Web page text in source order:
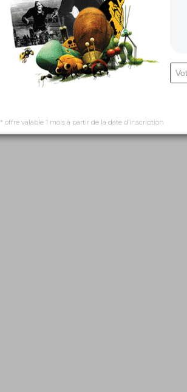
* offre valable 1 mois à partir de la date d’inscription